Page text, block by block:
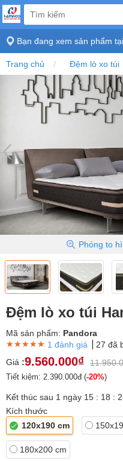
Bạn đang xem sản phẩm tại
Trang chủ Đệm lò xo túi
Phóng to
Đệm lò xo túi
Mã sản phẩm: Pandora
★★★★★
★★★★★
★★★★★ 1 đánh giá
27 đã
Giá :9.560.000₫
Tiết kiệm: 2.390.000đ (-20%)
Kết thúc sau 1 ngày 15 : 18 :
Kích thước
120x190 cm
180x200 cm